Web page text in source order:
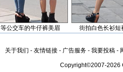
等公交车的牛仔裤美眉 街拍白色长衫短
关于我们 - 友情链接 - 广告服务 - 我要投稿 -
Copyright©2007-2026